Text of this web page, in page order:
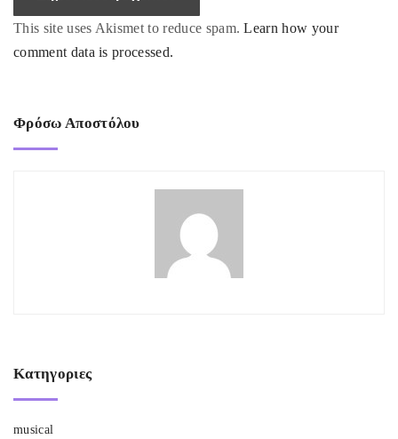
This site uses Akismet to reduce spam.Learn how your
comment data is processed.
Φρόσω Αποστόλου
Κατηγοριες
musical